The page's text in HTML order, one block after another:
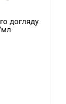
догляду